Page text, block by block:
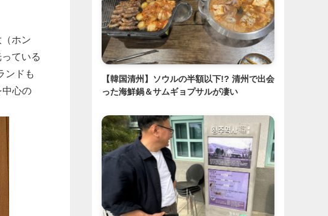
ホン
ている
ンドも
中心の
【韓国清州】ソウルの半額以下!? 清州で出会
った海鮮鍋＆サムギョプサルが凄い